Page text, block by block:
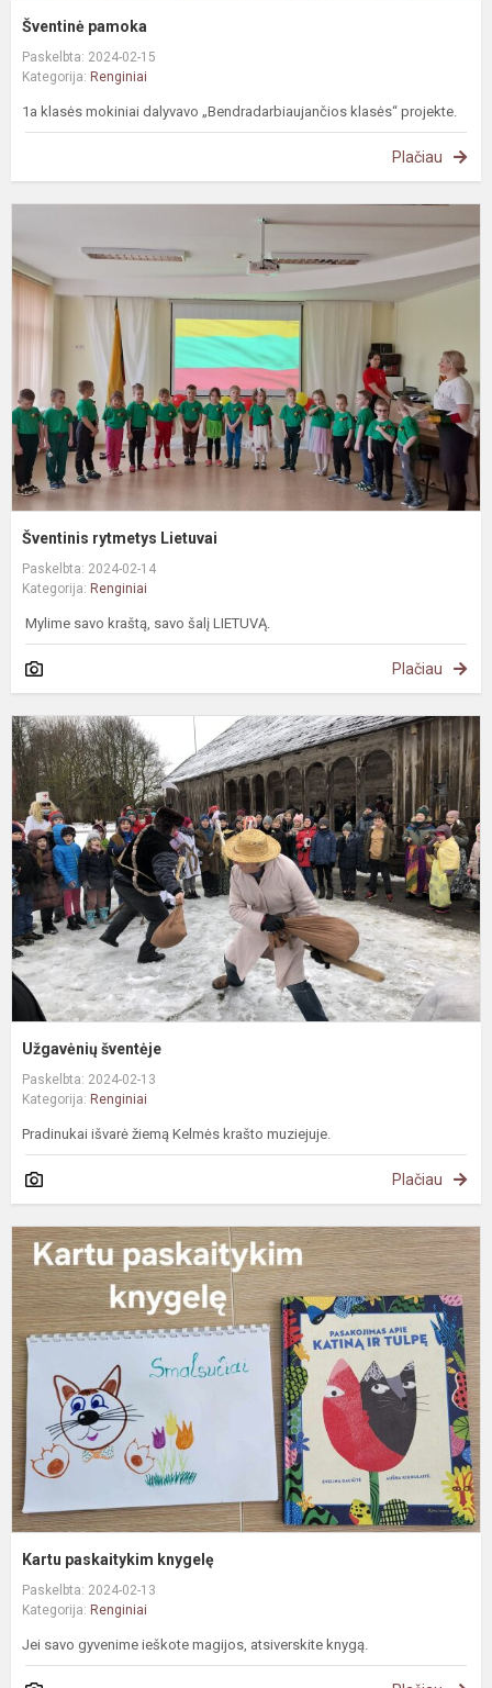
Šventinė pamoka
Paskelbta: 2024-02-15
Kategorija: Renginiai
1a klasės mokiniai dalyvavo „Bendradarbiaujančios klasės“ projekte.
Plačiau
Šventinis rytmetys Lietuvai
Paskelbta: 2024-02-14
Kategorija: Renginiai
Mylime savo kraštą, savo šalį LIETUVĄ.
Plačiau
Užgavėnių šventėje
Paskelbta: 2024-02-13
Kategorija: Renginiai
Pradinukai išvarė žiemą Kelmės krašto muziejuje.
Plačiau
Kartu paskaitykim knygelę
Paskelbta: 2024-02-13
Kategorija: Renginiai
Jei savo gyvenime ieškote magijos, atsiverskite knygą.